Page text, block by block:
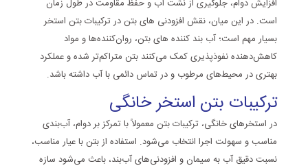
افزایش دوام، جلوگیری از نشت آب و حفظ مقاومت در طول زمان
است. در این میان، نقش افزودنی های بتن در ترکیبات بتن استخر
بسیار مهم است؛ آب بند کننده های بتن، روان‌کننده‌ها و مواد
کاهش‌دهنده نفوذپذیری کمک می‌کنند بتن متراکم‌تر شده و عملکرد
بهتری در محیط‌های مرطوب و در تماس دائمی با آب داشته باشد.
ترکیبات بتن استخر خانگی
در استخرهای خانگی، ترکیبات بتن معمولاً با تمرکز بر دوام، آب‌بندی
مناسب و سهولت اجرا انتخاب می‌شود. استفاده از بتن با عیار مناسب،
نسبت دقیق آب به سیمان و افزودنی‌های آب‌بند، باعث می‌شود سازه